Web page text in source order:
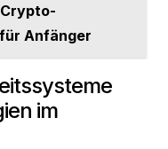
Anfänger
im